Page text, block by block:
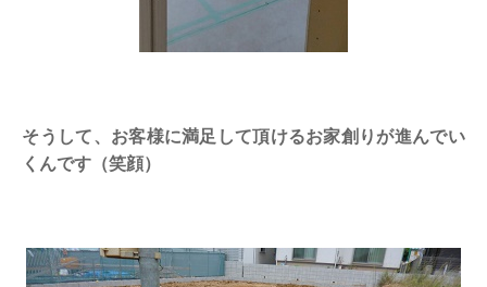
そうして、お客様に満足して頂けるお家創りが進んでい
くんです（笑顔）